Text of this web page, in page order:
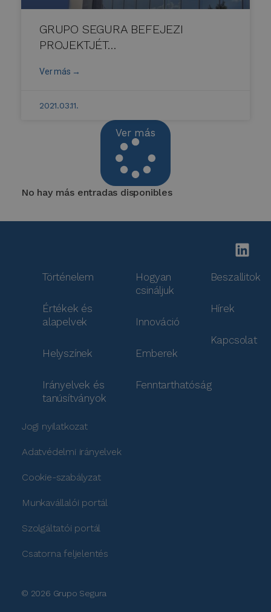
GRUPO SEGURA BEFEJEZI
PROJEKTJÉT…
Ver más →
2021.03.11.
Ver más
No hay más entradas disponibles
Történelem
Értékek és
alapelvek
Helyszínek
Irányelvek és
tanúsítványok
Hogyan
csináljuk
Innováció
Emberek
Fenntarthatóság
Beszallitok
Hírek
Kapcsolat
Jogi nyilatkozat
Adatvédelmi irányelvek
Cookie-szabályzat
Munkavállalói portál
Szolgáltatói portál
Csatorna feljelentés
© 2026 Grupo Segura